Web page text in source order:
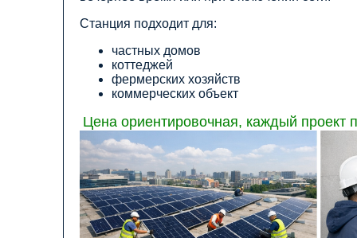
Станция подходит для:
частных домов
коттеджей
фермерских хозяйств
коммерческих объект
Цена ориентировочная, каждый проект